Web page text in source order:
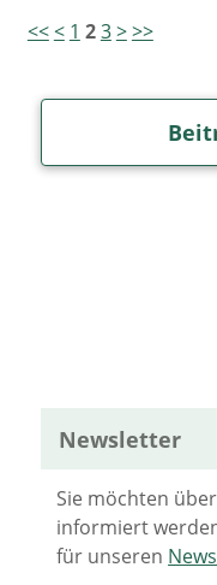
<<< 1 23>>>
Newsletter
Sie möchten
informiert
für unseren